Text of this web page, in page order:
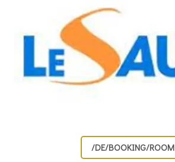
/DE/BOOKING/ROOM